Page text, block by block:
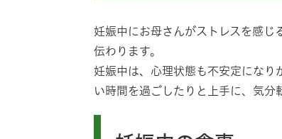
妊娠中にお母さんがストレスを感じ
伝わります。
妊娠中は、心理状態も不安定になり
い時間を過ごしたりと上手に、気分